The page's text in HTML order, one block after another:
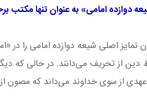
دوازده امامی» به عنوان تنها مکتب
تمایز اصلی شیعه دوازده امامی را
دین از تحریف می‌دانند. در حالی که
از سوی خداوند می‌داند که مصون